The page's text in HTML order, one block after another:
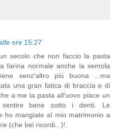
ore 15:27
secolo che non faccio la pasta
farina normale anche la semola
senz'altro più buona ...ma
una gran fatica di braccia e di
a me la pasta all'uovo piace un
bene sotto i denti. Le
ho mangiate al mio matrimonio a
(che bei ricordi...)!.